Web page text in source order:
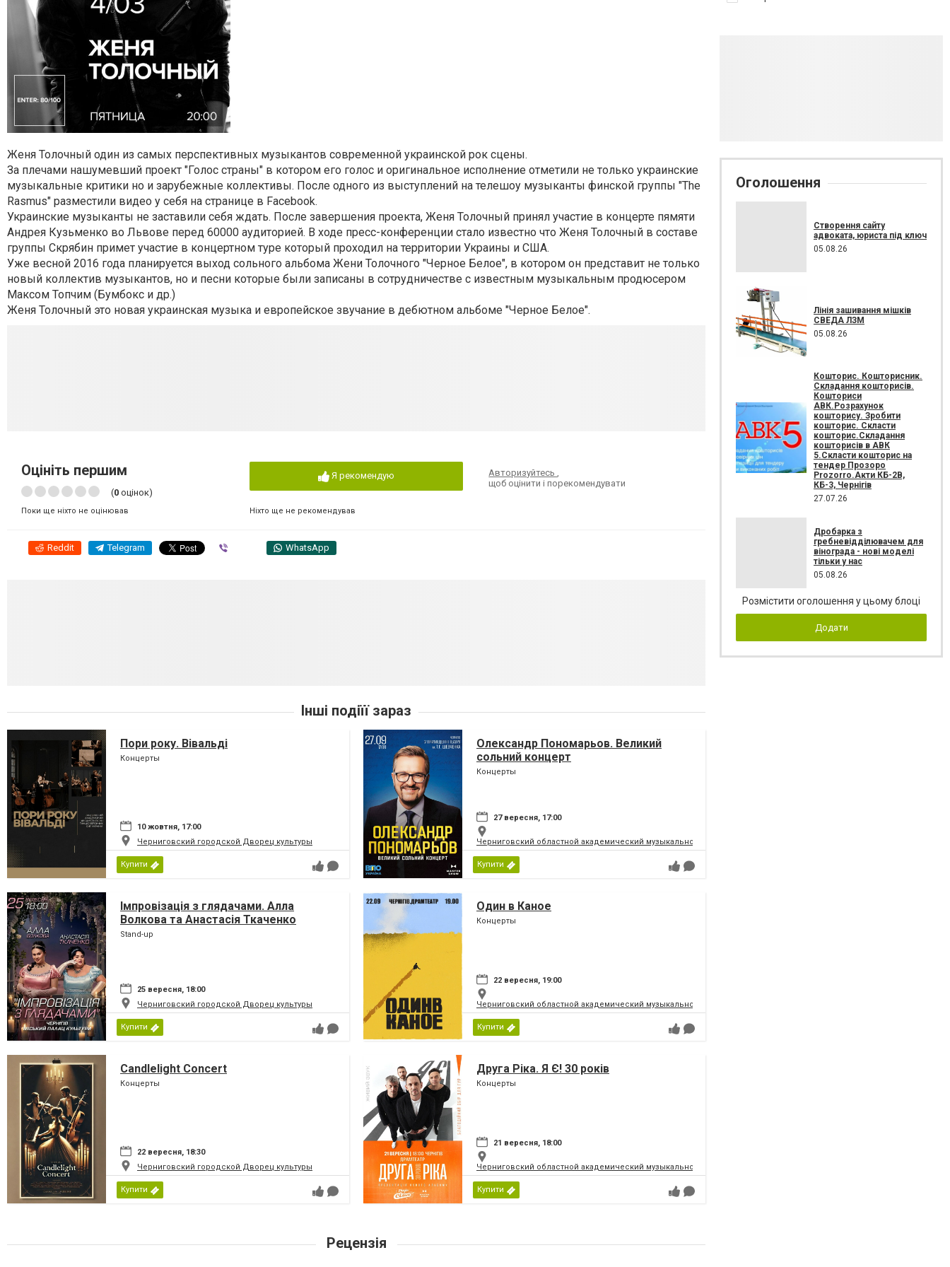
Женя Толочный один из самых перспективных музыкантов современной украинской рок сцены.
За плечами нашумевший проект "Голос страны" в котором его голос и оригинальное исполнение отметили не только украинские
музыкальные критики но и зарубежные коллективы. После одного из выступлений на телешоу музыканты финской группы "The
Rasmus" разместили видео у себя на странице в Facebook.
Украинские музыканты не заставили себя ждать. После завершения проекта, Женя Толочный принял участие в концерте пямяти
Андрея Кузьменко во Львове перед 60000 аудиторией. В ходе пресс-конференции стало известно что Женя Толочный в составе
группы Скрябин примет участие в концертном туре который проходил на территории Украины и США.
Уже весной 2016 года планируется выход сольного альбома Жени Толочного "Черное Белое", в котором он представит не только
новый коллектив музыкантов, но и песни которые были записаны в сотрудничестве с известным музыкальным продюсером
Максом Топчим (Бумбокс и др.)
Женя Толочный это новая украинская музыка и европейское звучание в дебютном альбоме "Черное Белое".
Оцініть першим
(0 оцінок)
Поки ще ніхто не оцінював
Я рекомендую
Ніхто ще не рекомендував
Авторизуйтесь,
щоб оцінити і порекомендувати
Reddit Telegram WhatsApp
Інші подіїї зараз
Пори року. Вівальді
Концерты
10 жовтня, 17:00
Черниговский городской Дворец культуры
Купити
Олександр Пономарьов. Великий
сольний концерт
Концерты
27 вересня, 17:00
Черниговский областной академический музыкально-драматический театр имени Т.Г.Шевченко
Купити
Імпровізація з глядачами. Алла
Волкова та Анастасія Ткаченко
Stand-up
25 вересня, 18:00
Черниговский городской Дворец культуры
Купити
Один в Каное
Концерты
22 вересня, 19:00
Черниговский областной академический музыкально-драматический театр имени Т.Г.Шевченко
Купити
Candlelight Concert
Концерты
22 вересня, 18:30
Черниговский городской Дворец культуры
Купити
Друга Ріка. Я Є! 30 років
Концерты
21 вересня, 18:00
Черниговский областной академический музыкально-драматический театр имени Т.Г.Шевченко
Купити
Рецензія
Оголошення
Створення сайту
адвоката, юриста під ключ
05.08.26
Лінія зашивання мішків
СВЕДА ЛЗМ
05.08.26
Кошторис. Кошторисник.
Складання кошторисів.
Кошториси
АВК.Розрахунок
кошторису. Зробити
кошторис. Скласти
кошторис.Складання
кошторисів в АВК
5.Скласти кошторис на
тендер Прозоро
Prozorro.Акти КБ-2В,
КБ-3, Чернігів
27.07.26
Дробарка з
гребневідділювачем для
вінограда - нові моделі
тільки у нас
05.08.26
Розмістити оголошення у цьому блоці
Додати